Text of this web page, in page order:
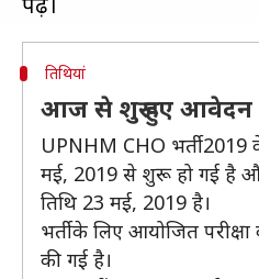
तिथियां
आज से शुरू हुए आवेदन
UPNHM CHO भर्ती 2019
मई, 2019 से शुरू हो गई है
तिथि 23 मई, 2019 है।
भर्ती के लिए आयोजित
की गई है।